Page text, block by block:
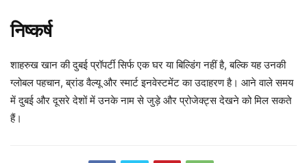
निष्कर्ष
शाहरुख खान की दुबई प्रॉपर्टी सिर्फ एक घर या बिल्डिंग नहीं है, बल्कि यह उनकी
ग्लोबल पहचान, ब्रांड वैल्यू और स्मार्ट इनवेस्टमेंट का उदाहरण है। आने वाले समय
में दुबई और दूसरे देशों में उनके नाम से जुड़े और प्रोजेक्ट्स देखने को मिल सकते
हैं।